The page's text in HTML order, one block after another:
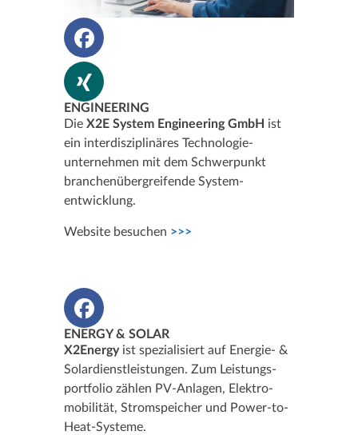
ENGINEERING
Die X2E System Engineering GmbH ist
ein interdisziplinäres Technologie­
unternehmen mit dem Schwerpunkt
branchen­übergreifende System­
entwicklung.
Website besuchen >>>
ENERGY & SOLAR
X2Energyist spezialisiert auf Energie- &
Solardienstleistungen. Zum Leistungs­
portfolio zählen PV-Anlagen, Elektro­
mobilität, Stromspeicher und Power-to-
Heat-Systeme.